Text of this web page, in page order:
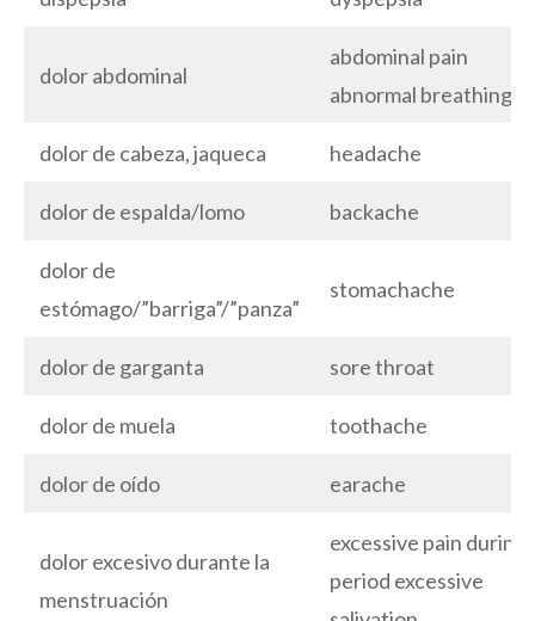
dolor abdominal
abdominal pain
abnormal breathing
dolor de cabeza, jaqueca headache
dolor de espalda/lomo backache
dolor de
estómago/”barriga”/”panza”
stomachache
dolor de garganta sore throat
dolor de muela toothache
dolor de oído earache
dolor excesivo durante la
menstruación
excessive pain during
period excessive